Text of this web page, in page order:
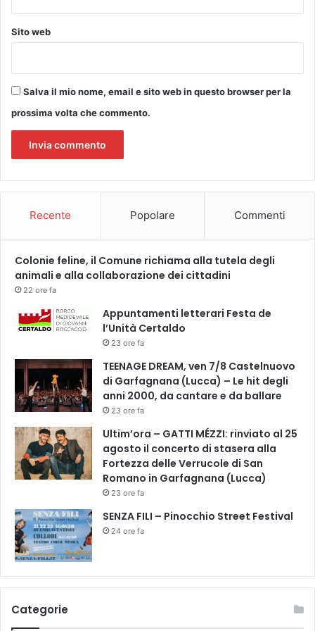
a
t
t
i
m
n
p
e
n
e
Sito web
Salva il mio nome, email e sito web in questo browser per la
prossima volta che commento.
Recente Popolare Commenti
Colonie feline, il Comune richiama alla tutela degli
animali e alla collaborazione dei cittadini
22 ore fa
Appuntamenti letterari Festa de
l’Unità Certaldo
23 ore fa
TEENAGE DREAM, ven 7/8 Castelnuovo
di Garfagnana (Lucca) – Le hit degli
anni 2000, da cantare e da ballare
23 ore fa
Ultim’ora – GATTI MÉZZI: rinviato al 25
agosto il concerto di stasera alla
Fortezza delle Verrucole di San
Romano in Garfagnana (Lucca)
23 ore fa
SENZA FILI – Pinocchio Street Festival
24 ore fa
Categorie